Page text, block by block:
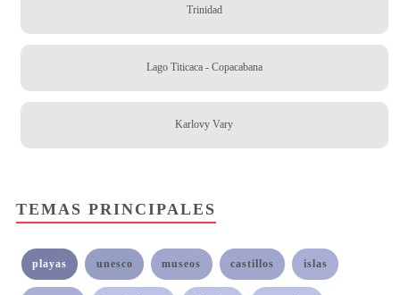
Trinidad
Lago Titicaca - Copacabana
Karlovy Vary
TEMAS PRINCIPALES
playas unesco museos castillos islas